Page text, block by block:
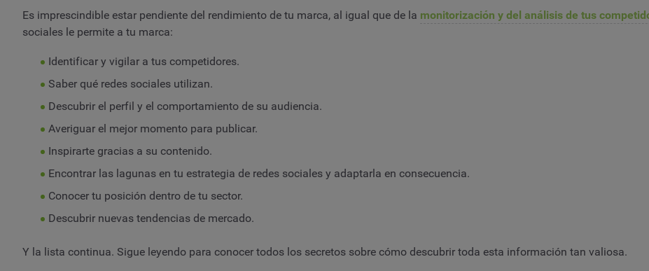
Es imprescindible estar pendiente del rendimiento de tu marca, al igual que de la monitorización y del análisis de tus
sociales le permite a tu marca:
Identificar y vigilar a tus competidores.
Saber qué redes sociales utilizan.
Descubrir el perfil y el comportamiento de su audiencia.
Averiguar el mejor momento para publicar.
Inspirarte gracias a su contenido.
Encontrar las lagunas en tu estrategia de redes sociales y adaptarla en consecuencia.
Conocer tu posición dentro de tu sector.
Descubrir nuevas tendencias de mercado.
Y la lista continua. Sigue leyendo para conocer todos los secretos sobre cómo descubrir toda esta información tan valiosa.